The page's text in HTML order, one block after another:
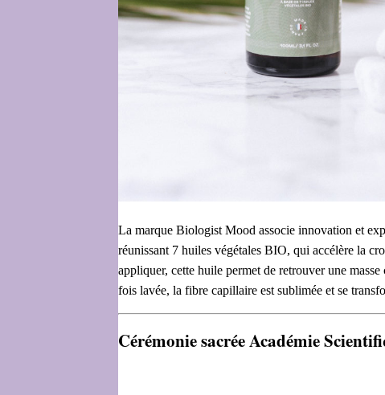
La marque Biologist Mood associe innovation et
réunissant 7 huiles végétales BIO, qui accélère la
appliquer, cette huile permet de retrouver une
fois lavée, la fibre capillaire est sublimée et se
Cérémonie sacrée Académie